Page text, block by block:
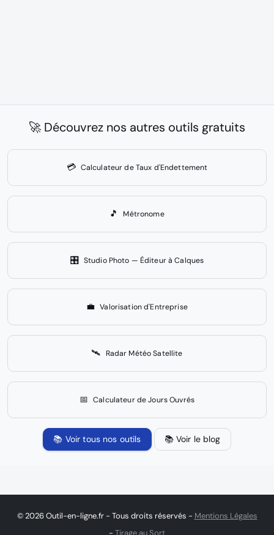
🚀 Découvrez nos autres outils gratuits
💳 Calculateur de Taux d'Endettement
🎵 Métronome
🎛️ Studio Photo — Éditeur à Calques
💼 Valorisation d'Entreprise
🛰️ Radar Météo Satellite
📅 Calculateur de Jours Ouvrés
📚 Voir tous nos outils 📚 Voir le blog
© 2026 Outil-en-ligne.fr - Tous droits réservés - Mentions Légales
- Tirage au Sort